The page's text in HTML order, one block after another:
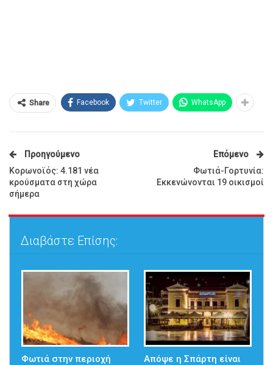
Share Facebook Twitter WhatsApp
Προηγούμενο
Κορωνοϊός: 4.181 νέα
κρούσματα στη χώρα
σήμερα
Επόμενο
Φωτιά-Γορτυνία:
Εκκενώνονται 19 οικισμοί
Διαβάστε Επίσης:
Φωτιά στην περιοχή
Απόψε η Σπάρτη είναι